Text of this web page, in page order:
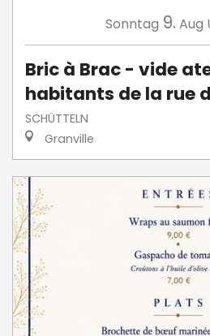
Sonntag 9. Aug
Bric à Brac - vide
habitants de la rue
SCHÜTTELN
Granville